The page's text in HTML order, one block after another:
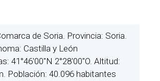
de Soria. Provincia: Soria.
Castilla y León
41°46′00″N 2°28′00″O. Altitud:
Población: 40.096 habitantes